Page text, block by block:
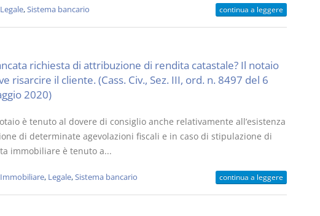
Legale,Sistema bancario continua a leggere
richiesta di attribuzione di rendita catastale? Il notaio
risarcire il cliente. (Cass. Civ., Sez. III, ord. n. 8497 del 6
2020)
è tenuto al dovere di consiglio anche relativamente all’esistenza
di determinate agevolazioni fiscali e in caso di stipulazione di
immobiliare è tenuto a...
Immobiliare, Legale,Sistema bancario continua a leggere